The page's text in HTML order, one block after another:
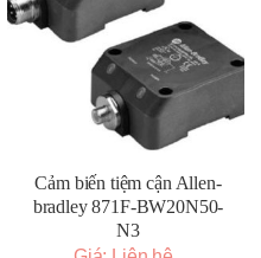
Cảm biến tiệm cận Allen-
bradley 871F-BW20N50-
N3